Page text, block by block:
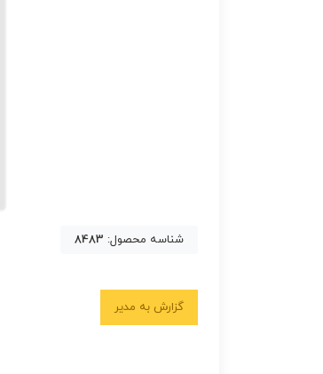
شناسه محصول: 8483
گزارش به مدیر